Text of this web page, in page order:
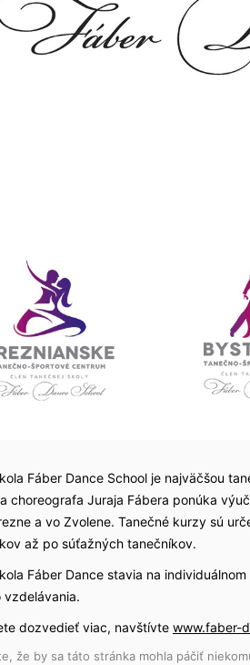
Fáber Dance School je najväčšou
choreografa Juraja Fábera ponúka
a vo Zvolene. Tanečné kurzy sú
až po súťažných tanečníkov.
Fáber Dance stavia na
vzdelávania.
dozvedieť viac, navštívte www.faber-
že by sa táto stránka mohla páčiť